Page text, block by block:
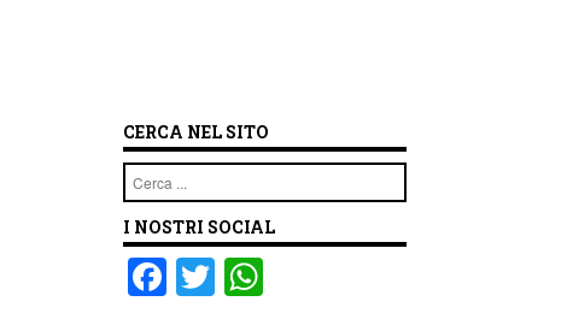
CERCA NEL SITO
Cerca
I NOSTRI SOCIAL
F T